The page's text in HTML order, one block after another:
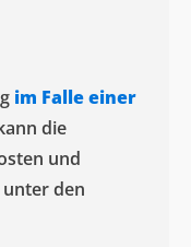
im Falle einer
die
und
unter den